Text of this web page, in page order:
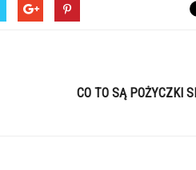
CO TO SĄ POŻYCZKI